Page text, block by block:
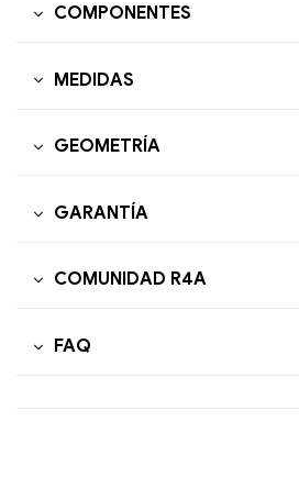
COMPONENTES
MEDIDAS
GEOMETRÍA
GARANTÍA
COMUNIDAD R4A
FAQ